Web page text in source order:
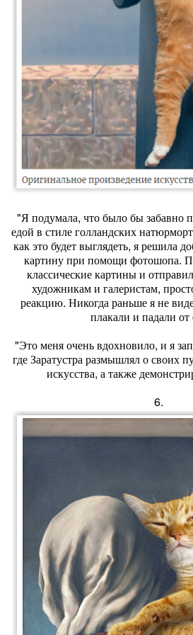
"Я подумала, что было бы забавно
едой в стиле голландских
как это будет выглядеть, я решила
картину при помощи фотошопа.
классические картины и
художникам и галеристам,
реакцию. Никогда раньше я не
плакали и падали от
"Это меня очень вдохновило, и я
где Заратустра размышлял о своих
искусства, а также
6.